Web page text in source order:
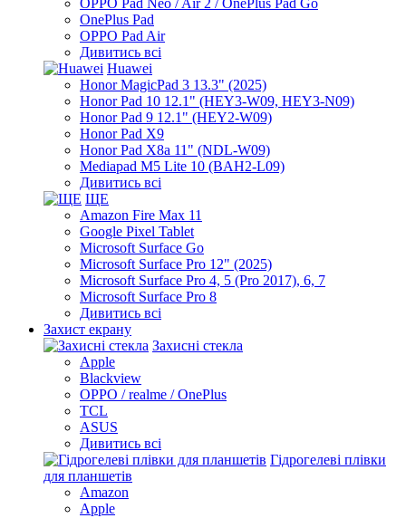
OPPO Pad Neo / Air 2 / OnePlus Pad Go
OnePlus Pad
OPPO Pad Air
Дивитись всі
Huawei
Honor MagicPad 3 13.3" (2025)
Honor Pad 10 12.1" (HEY3-W09, HEY3-N09)
Honor Pad 9 12.1" (HEY2-W09)
Honor Pad X9
Honor Pad X8a 11" (NDL-W09)
Mediapad M5 Lite 10 (BAH2-L09)
Дивитись всі
ЩЕ
Amazon Fire Max 11
Google Pixel Tablet
Microsoft Surface Go
Microsoft Surface Pro 12" (2025)
Microsoft Surface Pro 4, 5 (Pro 2017), 6, 7
Microsoft Surface Pro 8
Дивитись всі
Захист екрану
Захисні стекла
Apple
Blackview
OPPO / realme / OnePlus
TCL
ASUS
Дивитись всі
Гідрогелеві плівки
для планшетів
Amazon
Apple